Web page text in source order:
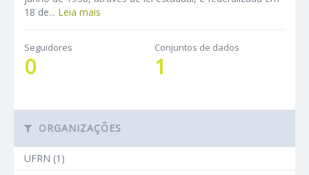
18 de... Leia mais
Seguidores
0
Conjuntos de dados
1
ORGANIZAÇÕES
UFRN (1)